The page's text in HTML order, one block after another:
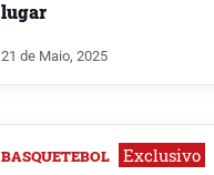
lugar
21 de Maio, 2025
BASQUETEBOL Exclusivo